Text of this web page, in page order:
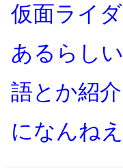
仮面ライ
あるらし
語とか紹
になんね